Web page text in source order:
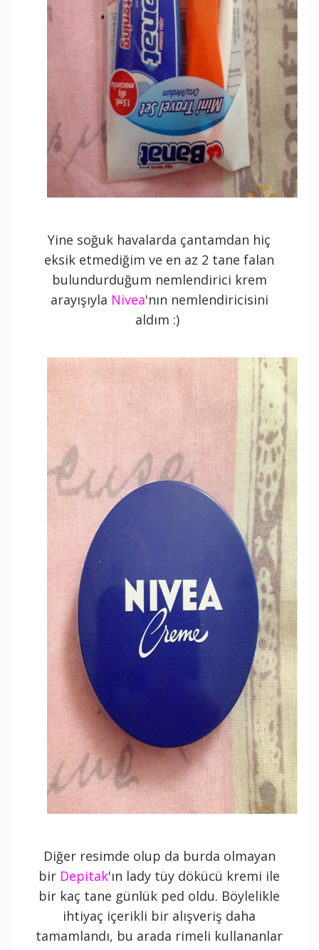
Yine soğuk havalarda çantamdan hiç
eksik etmediğim ve en az 2 tane falan
bulundurduğum nemlendirici krem
arayışıyla Nivea'nın nemlendiricisini
aldım :)
Diğer resimde olup da burda olmayan
bir Depitak'ın lady tüy dökücü kremi ile
bir kaç tane günlük ped oldu. Böylelikle
ihtiyaç içerikli bir alışveriş daha
tamamlandı, bu arada rimeli kullananlar